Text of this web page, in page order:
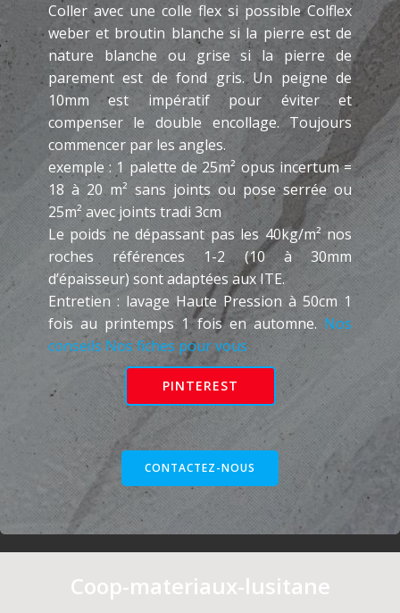
Coller avec une colle flex si possible Colflex
weber et broutin blanche si la pierre est de
nature blanche ou grise si la pierre de
parement est de fond gris. Un peigne de
10mm est impératif pour éviter et
compenser le double encollage. Toujours
commencer par les angles.
exemple : 1 palette de 25m² opus incertum =
18 à 20 m² sans joints ou pose serrée ou
25m² avec joints tradi 3cm
Le poids ne dépassant pas les 40kg/m² nos
roches références 1-2 (10 à 30mm
d’épaisseur) sont adaptées aux ITE.
Entretien : lavage Haute Pression à 50cm 1
fois au printemps 1 fois en automne. Nos
conseils Nos fiches pour vous
PINTEREST
CONTACTEZ-NOUS
Coop-materiaux-lusitane